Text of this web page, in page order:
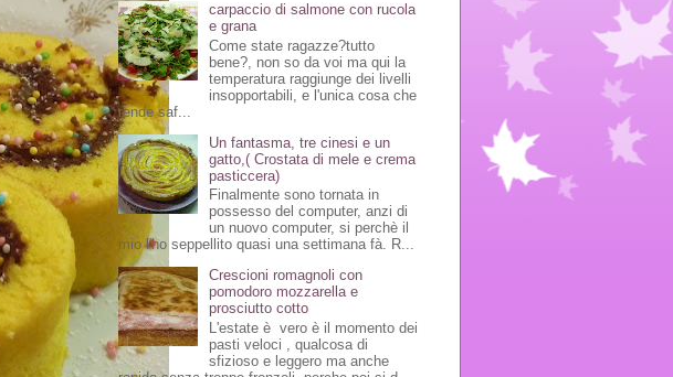
carpaccio di salmone con rucola
e grana
Come state ragazze?tutto
bene?, non so da voi ma qui la
temperatura raggiunge dei livelli
insopportabili, e l'unica cosa che
rende saf...
Un fantasma, tre cinesi e un
gatto,( Crostata di mele e crema
pasticcera)
Finalmente sono tornata in
possesso del computer, anzi di
un nuovo computer, si perchè il
mio l'ho seppellito quasi una settimana fà. R...
Crescioni romagnoli con
pomodoro mozzarella e
prosciutto cotto
L'estate è vero è il momento dei
pasti veloci , qualcosa di
sfizioso e leggero ma anche